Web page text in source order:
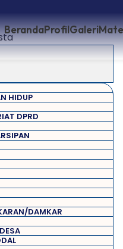
BerandaProfilGaleri
HIDUP
DPRD
DAMKAR